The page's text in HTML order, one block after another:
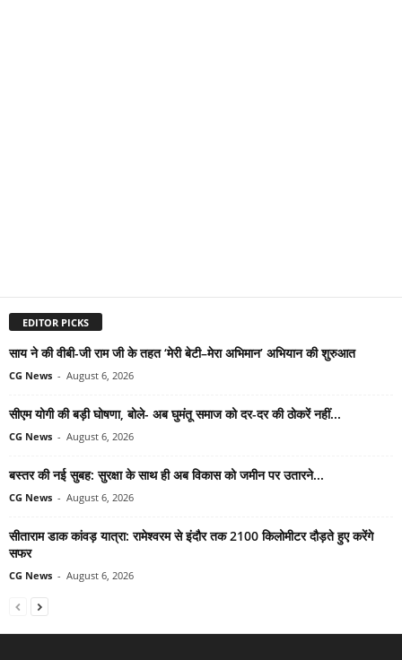
EDITOR PICKS
साय ने की वीबी-जी राम जी के तहत ‘मेरी बेटी–मेरा अभिमान’ अभियान की शुरुआत
CG News - August 6, 2026
सीएम योगी की बड़ी घोषणा, बोले- अब घुमंतू समाज को दर-दर की ठोकरें नहीं...
CG News - August 6, 2026
बस्तर की नई सुबह: सुरक्षा के साथ ही अब विकास को जमीन पर उतारने...
CG News - August 6, 2026
सीताराम डाक कांवड़ यात्रा: रामेश्वरम से इंदौर तक 2100 किलोमीटर दौड़ते हुए करेंगे
सफर
CG News - August 6, 2026